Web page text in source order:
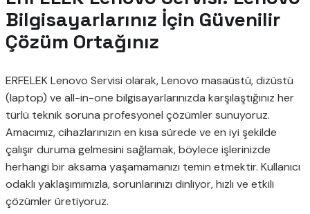
Bilgisayarlarınız İçin Güvenilir
Çözüm Ortağınız
ERFELEK Lenovo Servisi olarak, Lenovo masaüstü, dizüstü
(laptop) ve all-in-one bilgisayarlarınızda karşılaştığınız her
türlü teknik soruna profesyonel çözümler sunuyoruz.
Amacımız, cihazlarınızın en kısa sürede ve en iyi şekilde
çalışır duruma gelmesini sağlamak, böylece işlerinizde
herhangi bir aksama yaşamamanızı temin etmektir. Kullanıcı
odaklı yaklaşımımızla, sorunlarınızı dinliyor, hızlı ve etkili
çözümler üretiyoruz.